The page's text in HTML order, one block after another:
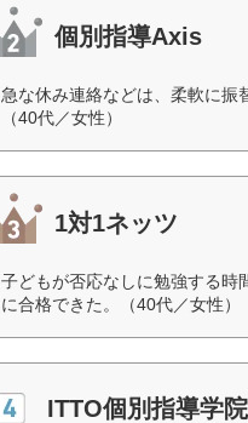
個別指導Axis
急な休み連絡などは、柔軟に振
（40代／女性）
1対1ネッツ
子どもが否応なしに勉強する時
に合格できた。（40代／女性）
ITTO個別指導学院